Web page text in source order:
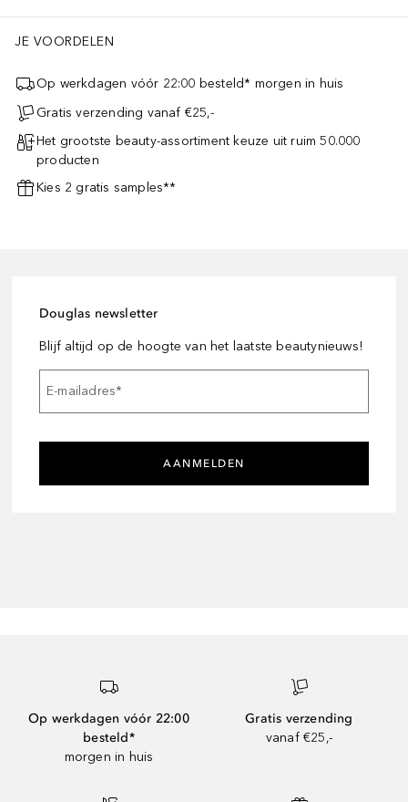
JE VOORDELEN
Op werkdagen vóór 22:00 besteld* morgen in huis
Gratis verzending vanaf €25,-
Het grootste beauty-assortiment keuze uit ruim 50.000
producten
Kies 2 gratis samples**
Douglas newsletter
Blijf altijd op de hoogte van het laatste beautynieuws!
E-mailadres*
AANMELDEN
Op werkdagen vóór 22:00
besteld*
morgen in huis
Gratis verzending
vanaf €25,-